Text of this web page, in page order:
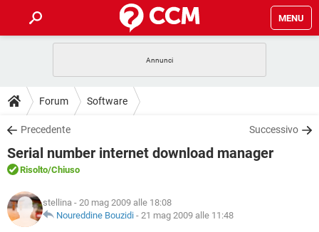
MENU
INTRATTENIMENTO
iOS
INSTAGRAM WHATSAPP
TIKTOK
HARDWARE
GUIDE
COVID-19
iOS
INSTAGRAM
TIKTOK FACEBOOK
DOWNLOAD
COVID-19 GAMING
INTRATTENIMENTO
iOS WINDOWS 10
INSTAGRAM
FORUM
COVID-19
INTRATTENIMENTO ANDROID
GLOSSARIO
COVID-19
Forum Software
Precedente Successivo
Serial number internet download manager
Risolto/Chiuso
stellina - 20 mag 2009 alle 18:08
Noureddine Bouzidi - 21 mag 2009 alle 11:48